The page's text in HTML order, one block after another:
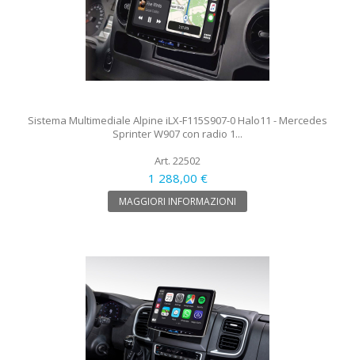
Sistema Multimediale Alpine iLX-F115S907-0 Halo11 - Mercedes
Sprinter W907 con radio 1...
Art. 22502
1 288,00 €
MAGGIORI INFORMAZIONI